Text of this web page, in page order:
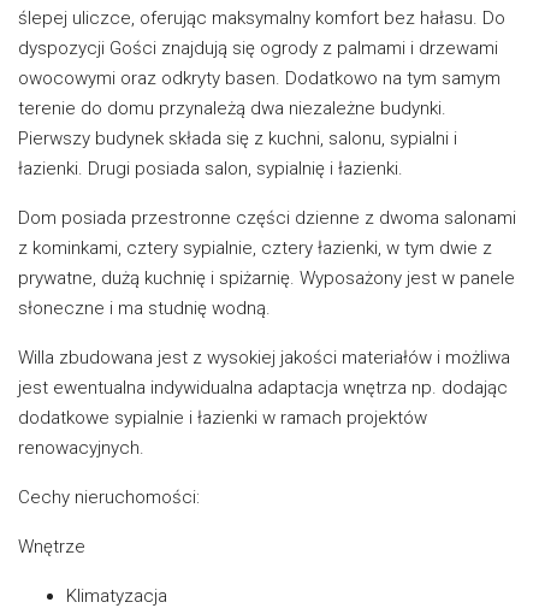
ślepej uliczce, oferując maksymalny komfort bez hałasu. Do
dyspozycji Gości znajdują się ogrody z palmami i drzewami
owocowymi oraz odkryty basen. Dodatkowo na tym samym
terenie do domu przynależą dwa niezależne budynki.
Pierwszy budynek składa się z kuchni, salonu, sypialni i
łazienki. Drugi posiada salon, sypialnię i łazienki.
Dom posiada przestronne części dzienne z dwoma salonami
z kominkami, cztery sypialnie, cztery łazienki, w tym dwie z
prywatne, dużą kuchnię i spiżarnię. Wyposażony jest w panele
słoneczne i ma studnię wodną.
Willa zbudowana jest z wysokiej jakości materiałów i możliwa
jest ewentualna indywidualna adaptacja wnętrza np. dodając
dodatkowe sypialnie i łazienki w ramach projektów
renowacyjnych.
Cechy nieruchomości:
Wnętrze
Klimatyzacja